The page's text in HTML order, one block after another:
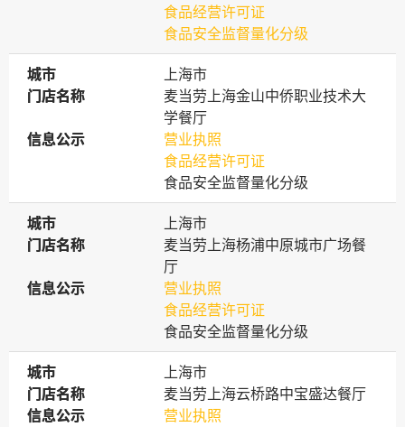
食品经营许可证
食品安全监督量化分级
城市
城市
上海市
门店名称
门店名称
麦当劳上海金山中侨职业技术大
学餐厅
信息公示
信息公示
营业执照
食品经营许可证
食品安全监督量化分级
城市
城市
上海市
门店名称
门店名称
麦当劳上海杨浦中原城市广场餐
厅
信息公示
信息公示
营业执照
食品经营许可证
食品安全监督量化分级
城市
城市
上海市
门店名称
门店名称
麦当劳上海云桥路中宝盛达餐厅
信息公示
信息公示
营业执照